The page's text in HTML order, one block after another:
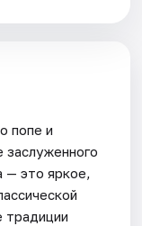
попе и
заслуженного
— это яркое,
традиции